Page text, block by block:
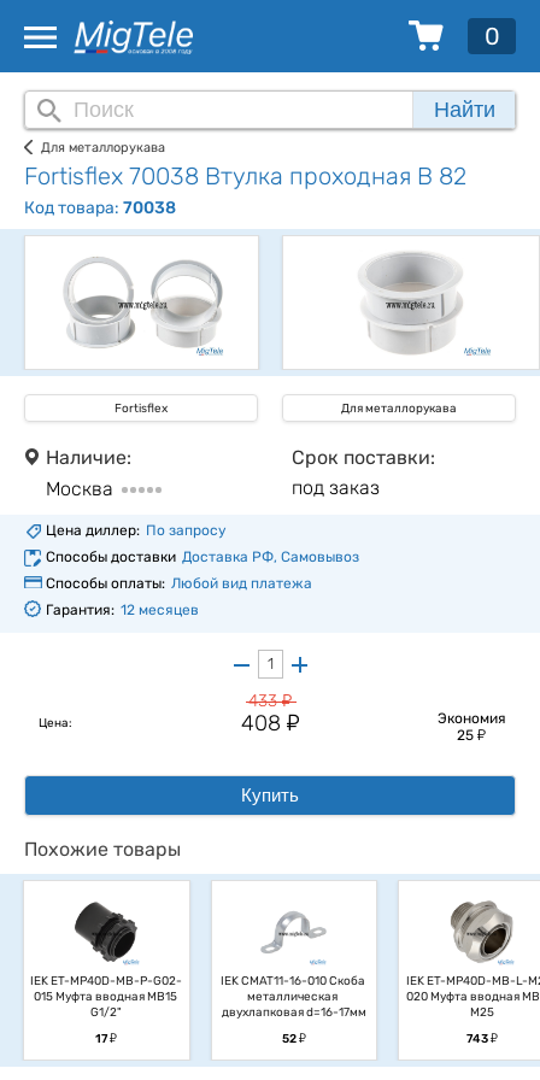
0
Найти
Для металлорукава
Fortisflex 70038 Втулка проходная В 82
Код товара: 70038
Fortisflex Для металлорукава
Наличие:
Москва
Срок поставки:
под заказ
Цена диллер: По запросу
Способы доставки Доставка РФ, Самовывоз
Способы оплаты: Любой вид платежа
Гарантия: 12 месяцев
Цена:
433у
408 у
Экономия
25у
Купить
Похожие товары
IEK ET-MP40D-MB-P-G02-
015 Муфта вводная MB15
G1/2"
17у
IEK CMAT11-16-010 Скоба
металлическая
двухлапковая d=16-17мм
52у
IEK ET-MP40D-MB-L-
020 Муфта вводная
М25
743у